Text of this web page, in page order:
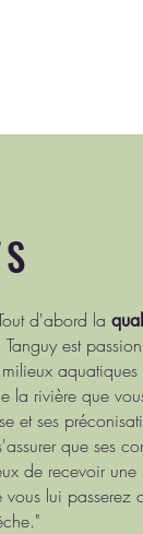
d'abord la
est
la rivière que
et ses
que ses
de recevoir
lui passerez